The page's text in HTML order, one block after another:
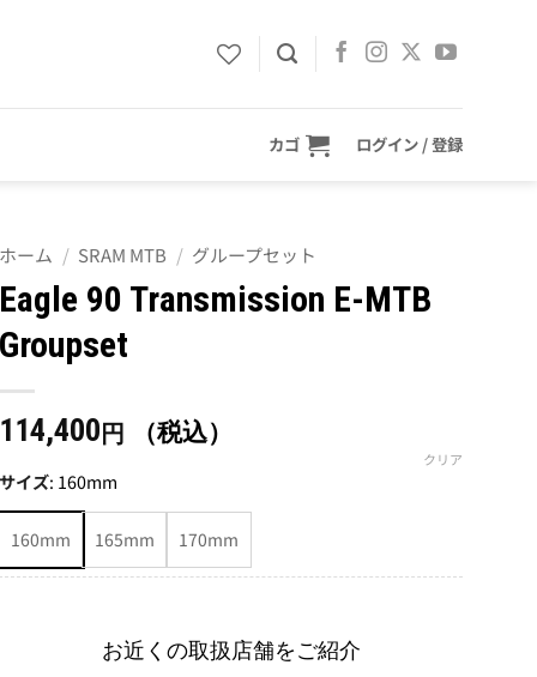
カゴ ログイン / 登録
ホーム / SRAM MTB / グループセット
Eagle 90 Transmission E-MTB
Groupset
114,400 円 （税込）
サイズ: 160mm
160mm 165mm 170mm
クリア
お近くの取扱店舗をご紹介